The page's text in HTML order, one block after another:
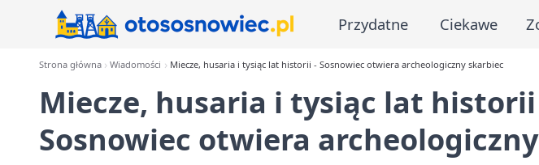
Przydatne Ciekawe
Strona główna Wiadomości Miecze, husaria i tysiąc lat historii - Sosnowiec otwiera archeologiczny skarbiec
Miecze, husaria i tysiąc lat
Sosnowiec otwiera